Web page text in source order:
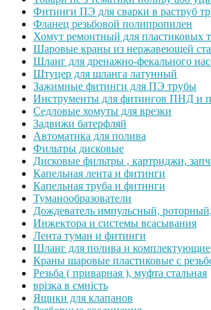
Фитинги ПЭ для сварки в раструб
Фланец резьбовой полипропилен
Хомут ремонтный для пластиковых
Шаровые краны из нержавеющей
Шланг для дренажно-фекального
Штуцер для шланга латунный
Зажимные фитинги для ПЭ трубы
Инструменты для фитингов ПНД и
Седловые хомуты для врезки
Задвижи батерфляй
Автоматика для полива
Фильтры дисковые
Дисковые фильтры , картриджи,
Капельная лента и фитинги
Капельная труба и фитинги
Туманообразователи
Дождеватель импульсный,
Инжектора и системы всасывания
Лента туман и фитинги
Шланг для полива и комплектующие
Краны шаровые пластиковые с
Резьба ( приварная ), муфта стальная
врізка в ємність
Ящики для клапанов